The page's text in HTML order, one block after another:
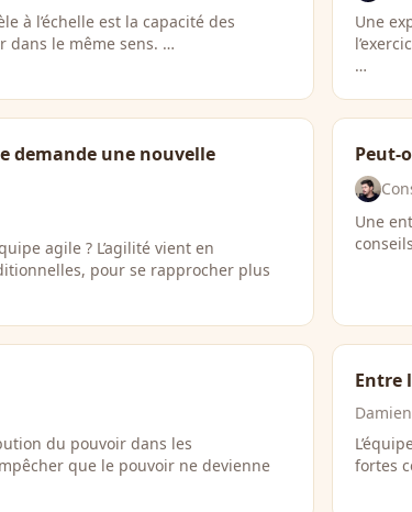
à l’échelle est la capacité des
dans le même sens. …
Une
…
demande une nouvelle
agile ? L’agilité vient en
pour se rapprocher plus
Peut-
Une
du pouvoir dans les
que le pouvoir ne devienne
Entre
fortes